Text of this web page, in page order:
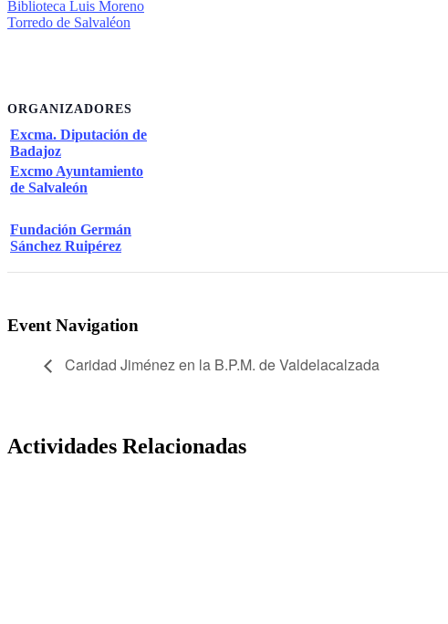
Biblioteca Luis Moreno
Torredo de Salvaléon
ORGANIZADORES
Excma. Diputación de
Badajoz
Excmo Ayuntamiento
de Salvaleón
Fundación Germán
Sánchez Ruipérez
Event Navigation
Caridad Jiménez en la B.P.M. de Valdelacalzada
Actividades Relacionadas